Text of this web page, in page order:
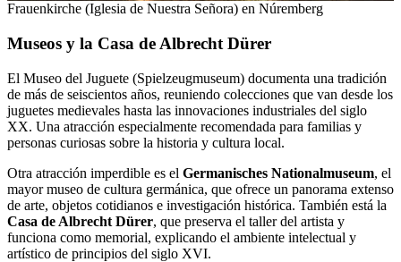
Frauenkirche (Iglesia de Nuestra Señora) en Núremberg
Museos y la Casa de Albrecht Dürer
El Museo del Juguete (Spielzeugmuseum) documenta una tradición
de más de seiscientos años, reuniendo colecciones que van desde los
juguetes medievales hasta las innovaciones industriales del siglo
XX. Una atracción especialmente recomendada para familias y
personas curiosas sobre la historia y cultura local.
Otra atracción imperdible es el Germanisches Nationalmuseum, el
mayor museo de cultura germánica, que ofrece un panorama extenso
de arte, objetos cotidianos e investigación histórica. También está la
Casa de Albrecht Dürer, que preserva el taller del artista y
funciona como memorial, explicando el ambiente intelectual y
artístico de principios del siglo XVI.